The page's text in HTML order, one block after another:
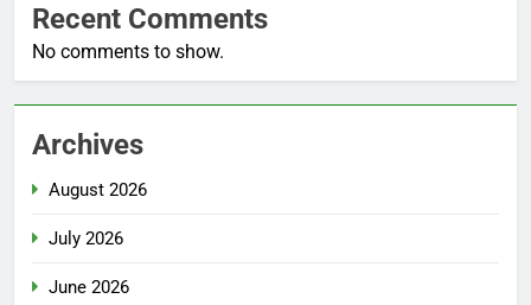
Recent Comments
No comments to show.
Archives
August 2026
July 2026
June 2026